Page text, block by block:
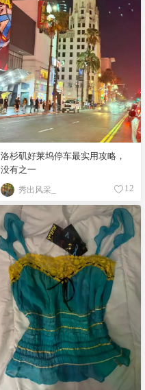
洛杉矶好莱坞停车最实用攻略，
没有之一
秀出风采_ 12